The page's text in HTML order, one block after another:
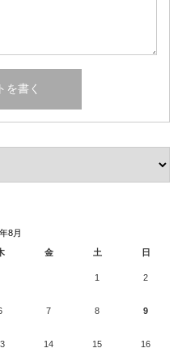
8月
金 土 日
1 2
7 8 9
14 15 16